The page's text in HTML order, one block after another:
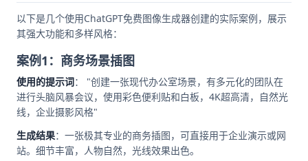
以下是几个使用ChatGPT免费图像生成器创建的实际案例，展示
其强大功能和多样风格：
案例1：商务场景插图
使用的提示词： "创建一张现代办公室场景，有多元化的团队在
进行头脑风暴会议，使用彩色便利贴和白板，4K超高清，自然光
线，企业摄影风格"
生成结果：一张极其专业的商务插图，可直接用于企业演示或网
站。细节丰富，人物自然，光线效果出色。